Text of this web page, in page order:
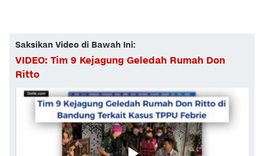
Saksikan Video di Bawah Ini:
VIDEO: Tim 9 Kejagung Geledah Rumah Don
Ritto